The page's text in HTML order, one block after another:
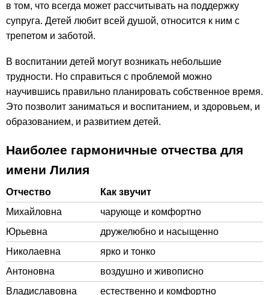
в том, что всегда может рассчитывать на поддержку
супруга. Детей любит всей душой, относится к ним с
трепетом и заботой.
В воспитании детей могут возникать небольшие
трудности. Но справиться с проблемой можно
научившись правильно планировать собственное время.
Это позволит заниматься и воспитанием, и здоровьем, и
образованием, и развитием детей.
Наиболее гармоничные отчества для
имени Лилия
Отчество
Как звучит
Михайловна
чарующе и комфортно
Юрьевна
дружелюбно и насыщенно
Николаевна
ярко и тонко
Антоновна
воздушно и живописно
Владиславовна
естественно и комфортно